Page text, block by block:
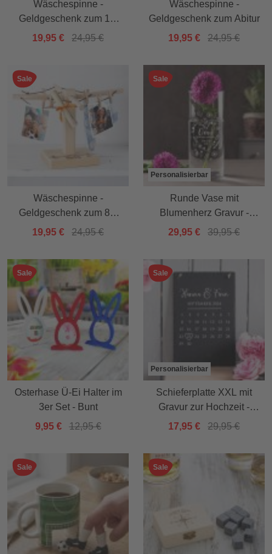
Wäschespinne -
Geldgeschenk zum 18.
Geburtstag
19,95 € 24,95 €
Wäschespinne -
Geldgeschenk zum Abitur
19,95 €
24,95 €
Sale
Wäschespinne -
Geldgeschenk zum 80.
Geburtstag
19,95 € 24,95 €
Sale
Personalisierbar
Runde Vase mit
Blumenherz Gravur -
personalisiert für Oma
29,95 € 39,95 €
Sale
Osterhase Ü-Ei Halter im
3er Set - Bunt
9,95 €
12,95 €
Sale
Personalisierbar
Schieferplatte XXL mit
Gravur zur Hochzeit -
Kalender
17,95 € 29,95 €
Sale Sale